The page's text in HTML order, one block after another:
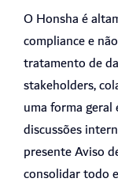
O Honsha é
compliance e
tratamento de
stakeholders,
uma forma
discussões
presente Aviso
consolidar todo